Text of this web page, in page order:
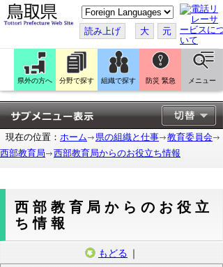
こ
の
ペ
ー
ジ
翻
訳
す
る
読み上げ 大 元
県外の方へ 分野で探す 組織で探す 防災 緊急 メニュー
現在の位置： ホーム 県の組織と仕事
教育委員会
西部教育局
西部教育局からのお役立ち情報
西部教育局からのお役立
ち情報
もどる ｜